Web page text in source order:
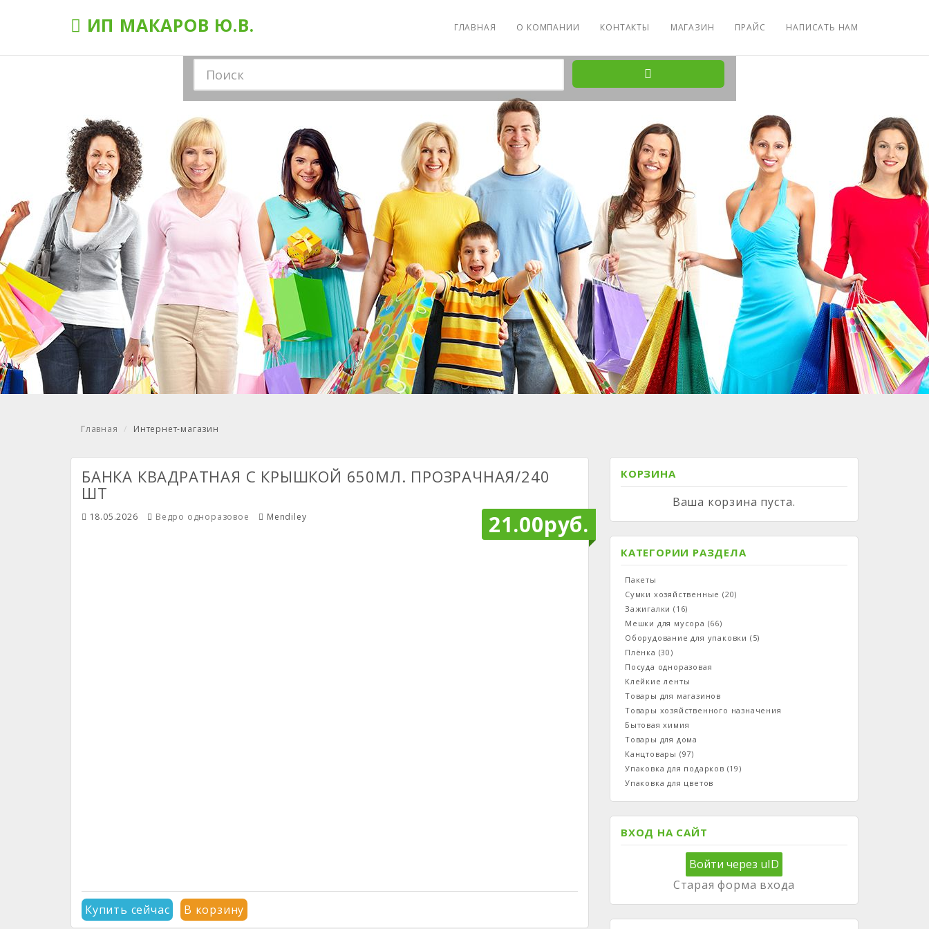
ИП МАКАРОВ Ю.В. ГЛАВНАЯ О КОМПАНИИ КОНТАКТЫ МАГАЗИН ПРАЙС НАПИСАТЬ НАМ
Главная Интернет-магазин
21.00руб.
БАНКА КВАДРАТНАЯ С КРЫШКОЙ 650МЛ. ПРОЗРАЧНАЯ/240
ШТ
18.05.2026 Ведро одноразовое Mendiley
Купить сейчас В корзину
КОРЗИНА
Ваша корзина пуста.
КАТЕГОРИИ РАЗДЕЛА
Пакеты
Сумки хозяйственные (20)
Зажигалки (16)
Мешки для мусора (66)
Оборудование для упаковки (5)
Плёнка (30)
Посуда одноразовая
Клейкие ленты
Товары для магазинов
Товары хозяйственного назначения
Бытовая химия
Товары для дома
Канцтовары (97)
Упаковка для подарков (19)
Упаковка для цветов
ВХОД НА САЙТ
Войти через uID
Старая форма входа